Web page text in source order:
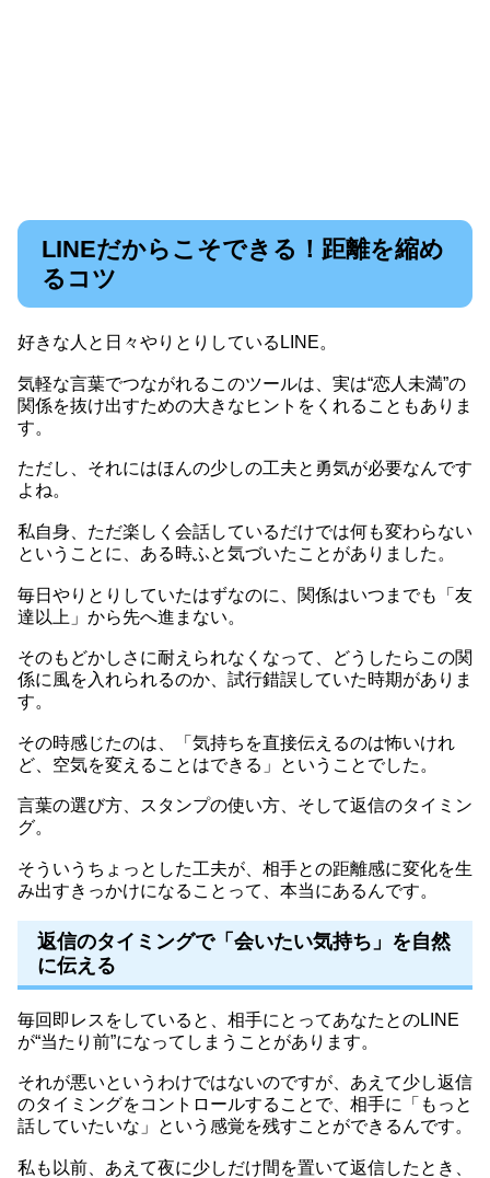
LINEだからこそできる！距離を縮め
るコツ
好きな人と日々やりとりしているLINE。
気軽な言葉でつながれるこのツールは、実は“恋人未満”の
関係を抜け出すための大きなヒントをくれることもありま
す。
ただし、それにはほんの少しの工夫と勇気が必要なんです
よね。
私自身、ただ楽しく会話しているだけでは何も変わらない
ということに、ある時ふと気づいたことがありました。
毎日やりとりしていたはずなのに、関係はいつまでも「友
達以上」から先へ進まない。
そのもどかしさに耐えられなくなって、どうしたらこの関
係に風を入れられるのか、試行錯誤していた時期がありま
す。
その時感じたのは、「気持ちを直接伝えるのは怖いけれ
ど、空気を変えることはできる」ということでした。
言葉の選び方、スタンプの使い方、そして返信のタイミン
グ。
そういうちょっとした工夫が、相手との距離感に変化を生
み出すきっかけになることって、本当にあるんです。
返信のタイミングで「会いたい気持ち」を自然
に伝える
毎回即レスをしていると、相手にとってあなたとのLINE
が“当たり前”になってしまうことがあります。
それが悪いというわけではないのですが、あえて少し返信
のタイミングをコントロールすることで、相手に「もっと
話していたいな」という感覚を残すことができるんです。
私も以前、あえて夜に少しだけ間を置いて返信したとき、